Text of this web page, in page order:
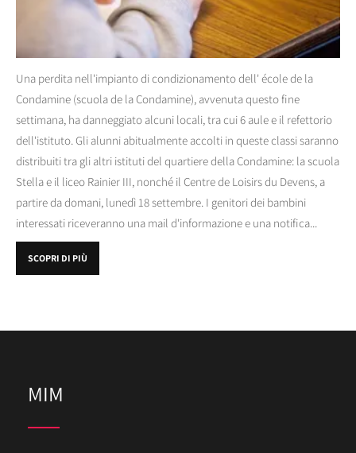
Una perdita nell'impianto di condizionamento dell' école de la
Condamine (scuola de la Condamine), avvenuta questo fine
settimana, ha danneggiato alcuni locali, tra cui 6 aule e il refettorio
dell'istituto. Gli alunni abitualmente accolti in queste classi saranno
distribuiti tra gli altri istituti del quartiere della Condamine: la scuola
Stella e il liceo Rainier III, nonché il Centre de Loisirs du Devens, a
partire da domani, lunedì 18 settembre. I genitori dei bambini
interessati riceveranno una mail d'informazione e una notifica...
SCOPRI DI PIÙ
MIM